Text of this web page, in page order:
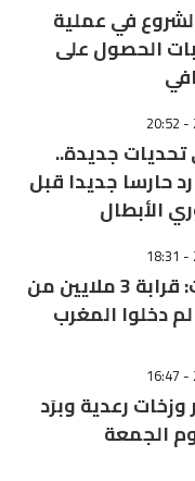
في عملية
الحصول على
تحديات جديدة..
حارسا جديدا قبل
الأبطال
حتى 3 غشت: قرابة 3 ملايين من
دخلوا المغرب
رعدية وبرَد
الجمعة